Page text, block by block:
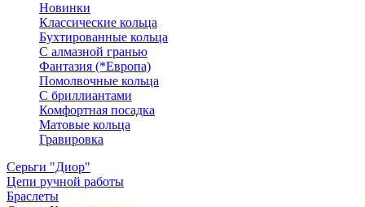
Новинки
Классические кольца
Бухтированные кольца
С алмазной гранью
Фантазия (*Европа)
Помолвочные кольца
С бриллиантами
Комфортная посадка
Матовые кольца
Гравировка
Серьги "Диор"
Цепи ручной работы
Браслеты